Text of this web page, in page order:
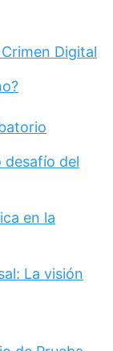
Digital
desafío del
en la
La visión